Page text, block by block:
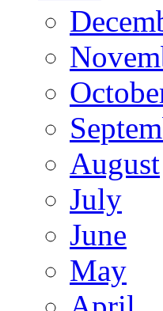
August
July
June
May